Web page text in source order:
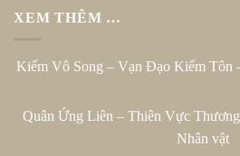
XEM THÊM …
Kiếm Vô Song – Vạn Đạo Kiếm Tôn
Quân Ứng Liên – Thiên Vực
Nhân vật